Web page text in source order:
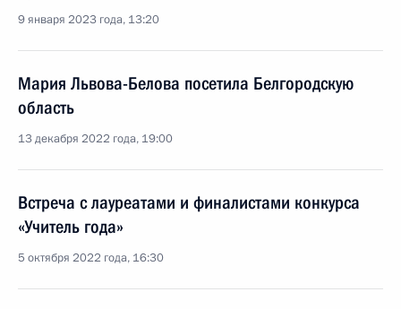
9 января 2023 года, 13:20
Мария Львова-Белова посетила Белгородскую
область
13 декабря 2022 года, 19:00
Встреча с лауреатами и финалистами конкурса
«Учитель года»
5 октября 2022 года, 16:30